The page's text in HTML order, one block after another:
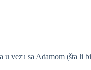
u vezu sa Adamom (šta li bi